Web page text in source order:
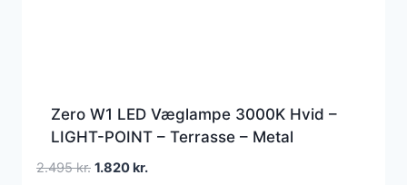
Zero W1 LED Væglampe 3000K Hvid –
LIGHT-POINT – Terrasse – Metal
2.495kr. Den
1.820kr.Den